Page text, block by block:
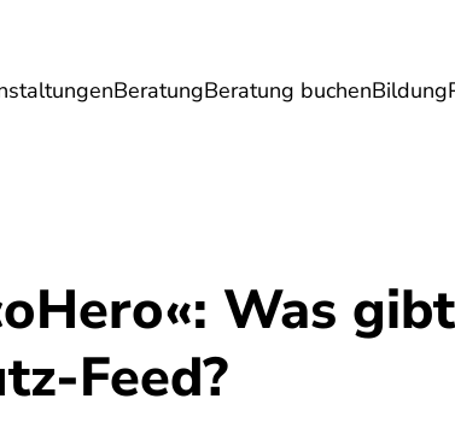
BeratungBeratung buchenBildung
Gesundheit Energie Reise
Was
Feed?